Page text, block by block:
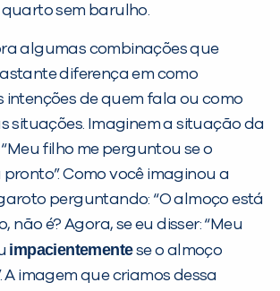
sem barulho.
algumas combinações que
diferença em como
intenções de quem fala ou como
situações. Imaginem a situação da
filho me perguntou se o
Como você imaginou a
perguntando: “O almoço está
não é? Agora, se eu disser: “Meu
impacientementese o almoço
A imagem que criamos dessa